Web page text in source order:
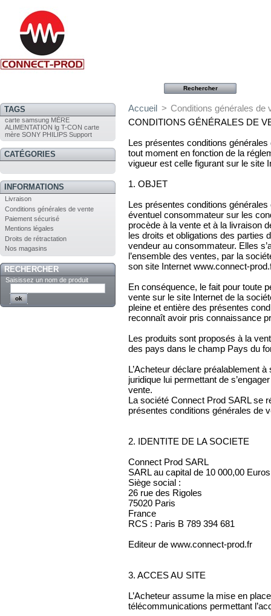
TAGS
carte samsung MÈRE
ALIMENTATION lg T-CON carte
mère SONY PHILIPS Support
CATÉGORIES
INFORMATIONS
Livraison
Conditions générales de vente
Paiement sécurisé
Mentions légales
Droits de rétractation
Nos magasins
RECHERCHER
Saisissez un nom de produit
Accueil > Conditions générales de
CONDITIONS GÉNÉRALES DE
Les présentes conditions
tout moment en fonction de la
vigueur est celle figurant sur le site
1. OBJET
Les présentes conditions générales
éventuel consommateur sur les
procède à la vente et à la livraison
les droits et obligations des parties
vendeur au consommateur. Elles
l’ensemble des ventes, par la
son site Internet www.connect-
En conséquence, le fait pour toute
vente sur le site Internet de la
pleine et entière des présentes
reconnaît avoir pris connaissance
Les produits sont proposés à la
des pays dans le champ Pays du
L’Acheteur déclare préalablement
juridique lui permettant de
vente.
La société Connect Prod SARL se
présentes conditions générales de
2. IDENTITE DE LA SOCIETE
Connect Prod SARL
SARL au capital de 10 000,00 Euros
Siège social :
26 rue des Rigoles
75020 Paris
France
RCS : Paris B 789 394 681
Editeur de www.connect-prod.fr
3. ACCES AU SITE
L’Acheteur assume la mise en
télécommunications permettant